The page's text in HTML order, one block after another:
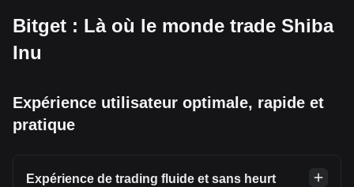
Bitget : Là où le monde trade Shiba
Inu
Expérience utilisateur optimale, rapide et
pratique
Expérience de trading fluide et sans heurt